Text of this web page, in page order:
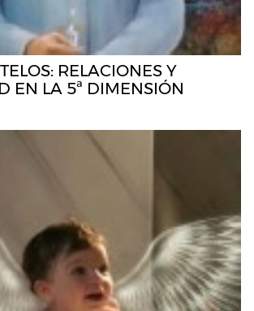
RELACIONES Y
EN LA 5ª DIMENSIÓN